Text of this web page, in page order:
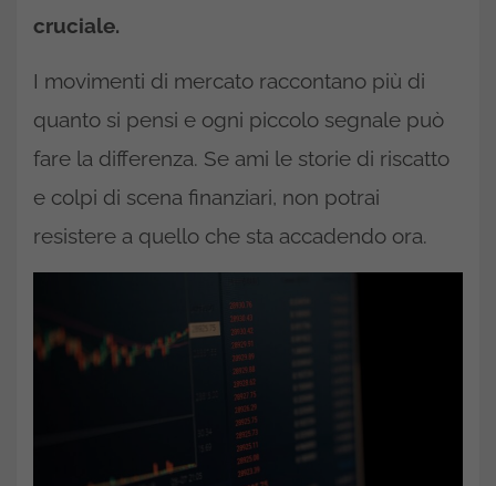
cruciale.
I movimenti di mercato raccontano più di
quanto si pensi e ogni piccolo segnale può
fare la differenza. Se ami le storie di riscatto
e colpi di scena finanziari, non potrai
resistere a quello che sta accadendo ora.